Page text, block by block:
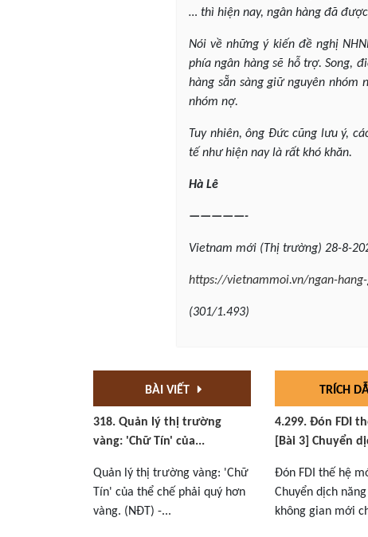
… thì hiện nay, ngân hàng đã
Nói về những ý kiến đề nghị
phía ngân hàng sẽ hỗ trợ. Song,
hàng sẵn sàng giữ nguyên nhóm
nhóm nợ.
Tuy nhiên, ông Đức cũng lưu ý,
tế như hiện nay là rất khó khăn.
Hà Lê
—————-
Vietnam mới (Thị trường) 28-8-
https://vietnammoi.vn/ngan-
(301/1.493)
BÀI VIẾT
318. Quản lý thị trường
vàng: 'Chữ Tín' của...
Quản lý thị trường vàng: 'Chữ
Tín' của thể chế phải quý hơn
vàng. (NĐT) -...
TRÍCH
4.299. Đón FDI
[Bài 3] Chuyển
Đón FDI thế hệ
Chuyển dịch
không gian mới